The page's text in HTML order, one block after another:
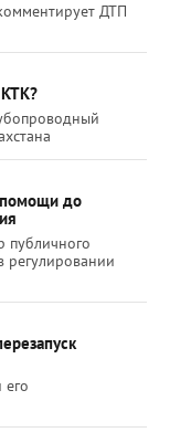
ДТП
помощи до
публичного
регулировании